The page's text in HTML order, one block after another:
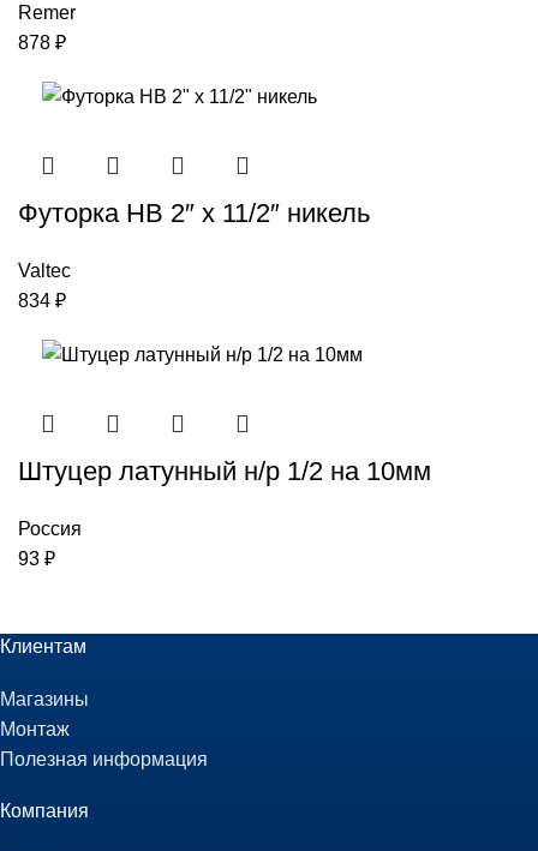
Remer
878 ₽
Футорка НВ 2″ x 11/2″ никель
Valtec
834 ₽
Штуцер латунный н/р 1/2 на 10мм
Россия
93 ₽
Клиентам
Магазины
Монтаж
Полезная информация
Компания